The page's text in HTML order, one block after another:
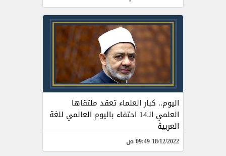
اليوم.. كبار العلماء تعقد ملتقاها
العلمي الـ14 احتفاء باليوم العالمي للغة
العربية
18/12/2022 09:49 ص